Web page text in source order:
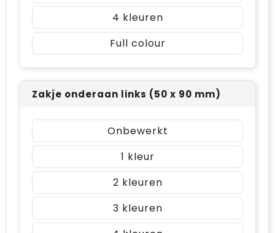
4
Full colour
Zakje onderaan links (50 x 90 mm)
Onbewerkt
1
2
3